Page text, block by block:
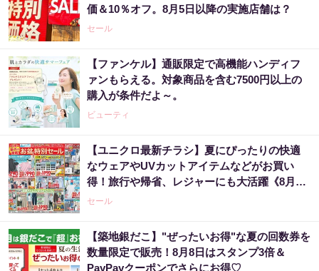
価＆10％オフ。8月5日以降の実施店舗は？
セール
【ファンケル】通販限定で高機能ハンディフ
ァンもらえる。対象商品を含む7500円以上の
購入が条件だよ～。
ビューティ
【ユニクロ最新チラシ】夏にぴったりの快適
なウェアやUVカットアイテムなどがお買い
得！旅行や帰省、レジャーにも大活躍《8月13
日まで》
セール
【築地銀だこ】"ぜったいお得"な夏の回数券を
数量限定で販売！8月8日はスタンプ3倍＆
PayPayクーポンでさらにお得♡